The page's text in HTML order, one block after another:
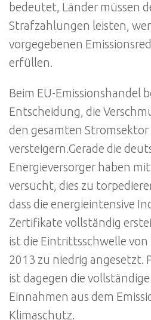
bedeutet, Länder müssen
Strafzahlungen leisten,
vorgegebenen
erfüllen.
Beim EU-Emissionshandel
Entscheidung, die
den gesamten
versteigern.Gerade die
Energieversorger haben
versucht, dies zu
dass die energieintensive
Zertifikate vollständig
ist die Eintrittsschwelle
2013 zu niedrig angesetzt.
ist dagegen die
Einnahmen aus dem
Klimaschutz.